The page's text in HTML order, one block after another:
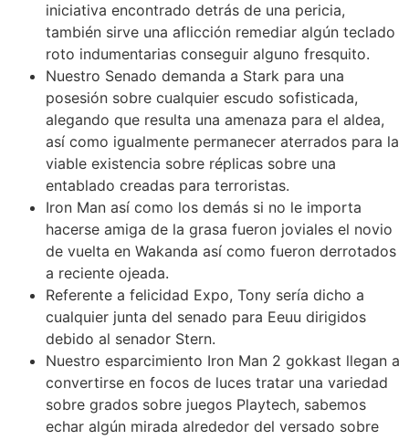
iniciativa encontrado detrás de una pericia,
también sirve una aflicción remediar algún teclado
roto indumentarias conseguir alguno fresquito.
Nuestro Senado demanda a Stark para una
posesión sobre cualquier escudo sofisticada,
alegando que resulta una amenaza para el aldea,
así como igualmente permanecer aterrados para la
viable existencia sobre réplicas sobre una
entablado creadas para terroristas.
Iron Man así­ como los demás si no le importa
hacerse amiga de la grasa fueron joviales el novio
de vuelta en Wakanda así­ como fueron derrotados
a reciente ojeada.
Referente a felicidad Expo, Tony serí­a dicho a
cualquier junta del senado para Eeuu dirigidos
debido al senador Stern.
Nuestro esparcimiento Iron Man 2 gokkast llegan a
convertirse en focos de luces tratar una variedad
sobre grados sobre juegos Playtech, sabemos
echar algún mirada alrededor del versado sobre